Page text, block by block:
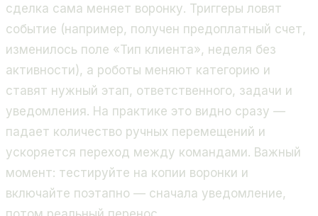
сделка сама меняет воронку. Триггеры ловят
событие (например, получен предоплатный счет,
изменилось поле «Тип клиента», неделя без
активности), а роботы меняют категорию и
ставят нужный этап, ответственного, задачи и
уведомления. На практике это видно сразу —
падает количество ручных перемещений и
ускоряется переход между командами. Важный
момент: тестируйте на копии воронки и
включайте поэтапно — сначала уведомление,